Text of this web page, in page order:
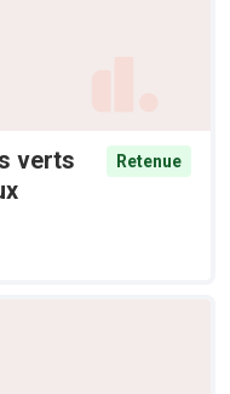
verts
Retenue